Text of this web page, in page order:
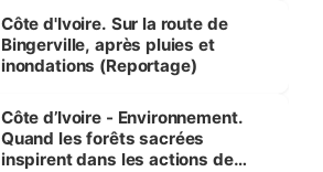
(Alassane Ouattara
Côte d'Ivoire. Sur la route de
Bingerville, après pluies et
inondations (Reportage)
Côte d’Ivoire - Environnement.
Quand les forêts sacrées
inspirent dans les actions de